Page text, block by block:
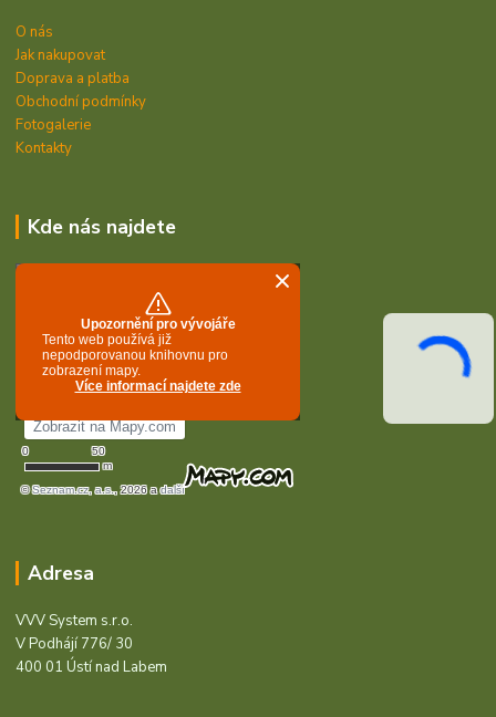
O nás
Jak nakupovat
Doprava a platba
Obchodní podmínky
Fotogalerie
Kontakty
Kde nás najdete
Adresa
VVV System s.r.o.
V Podhájí 776/ 30
400 01 Ústí nad Labem